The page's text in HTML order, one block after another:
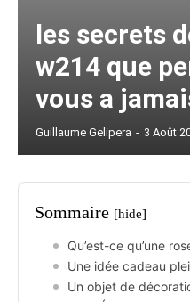
les secrets
w214 que
vous a
Guillaume Gelipera - 3 Août
Sommaire [hide]
Qu’est-ce qu’une
Une idée cadeau
Un objet de